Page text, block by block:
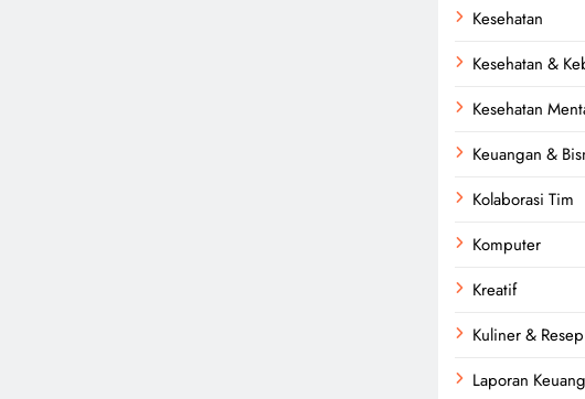
Kesehatan
Kesehatan &
Kesehatan
Keuangan &
Kolaborasi Tim
Komputer
Kreatif
Kuliner & Resep
Laporan